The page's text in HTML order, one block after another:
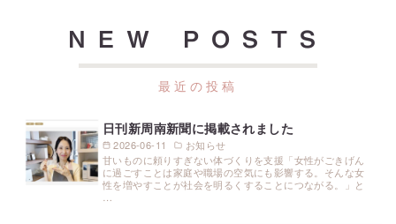
NEW POSTS
2026-06-11 お知らせ
日刊新周南新聞に掲載されました
甘いものに頼りすぎない体づくりを支援「女性がごきげん
に過ごすことは家庭や職場の空気にも影響する。そんな女
性を増やすことが社会を明るくすることにつながる。」と